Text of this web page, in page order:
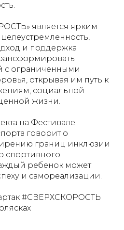
является ярким
и поддержка
с ограниченными
открывая им путь к
социальной
жизни.
на Фестивале
говорит о
границ инклюзии
спортивного
ребенок может
и самореализации.
#СВЕРХСКОРОСТЬ